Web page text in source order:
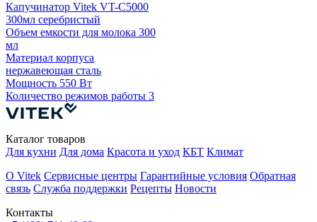
Капучинатор Vitek VT-C5000
300мл серебристый
Объем емкости для молока 300
мл
Материал корпуса
нержавеющая сталь
Мощность 550 Вт
Количество режимов работы 3
Контакты
Каталог товаров
Для кухни Для дома Красота и уход КБТ Климат
О Vitek Сервисные центры Гарантийные условия Обратная
связь Служба поддержки Рецепты Новости